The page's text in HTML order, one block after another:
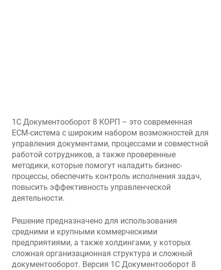
1С Документооборот 8 КОРП – это современная
ECM-система с широким набором возможностей для
управления документами, процессами и совместной
работой сотрудников, а также проверенные
методики, которые помогут наладить бизнес-
процессы, обеспечить контроль исполнения задач,
повысить эффективность управленческой
деятельности.
Решение предназначено для использования
средними и крупными коммерческими
предприятиями, а также холдингами, у которых
сложная организационная структура и сложный
документооборот. Версия 1С Документооборот 8